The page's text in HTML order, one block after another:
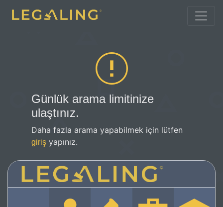
Günlük arama limitinize
ulaştınız.
Daha fazla arama yapabilmek için lütfen
giriş yapınız.